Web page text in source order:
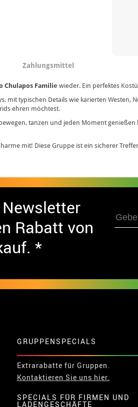
Zahlungsmittel
Chulapos Familie wieder. Ein perfektes
mit typischen Details wie karierten Westen,
ehren möchtest.
tanzen und jeden Moment genießen
mit! Diese Gruppe ist ein sicherer
Rabatt von
*
GRUPPENSPECIALS
Extrarabatte für Gruppen.
Kontaktieren Sie uns hier.
SPECIALS FÜR FIRMEN UND
LADENGESCHÄFTE